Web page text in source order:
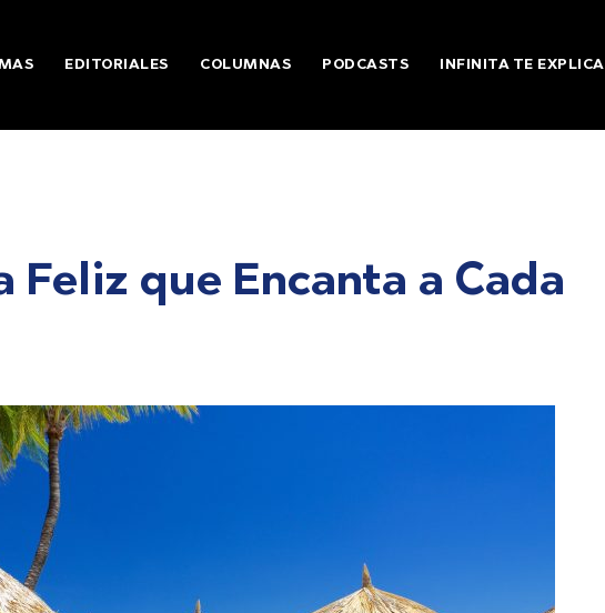
EDITORIALES COLUMNAS PODCASTS INFINITA TE EXPLICA
Feliz que Encanta a Cada